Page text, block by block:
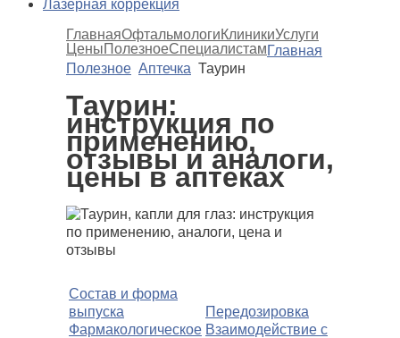
Лазерная коррекция
ГлавнаяОфтальмологиКлиникиУслуги
ЦеныПолезноеСпециалистамГлавная
Полезное Аптечка Таурин
Таурин:
инструкция по
применению,
отзывы и аналоги,
цены в аптеках
Состав и форма
выпуска
Фармакологическое
Передозировка
Взаимодействие с